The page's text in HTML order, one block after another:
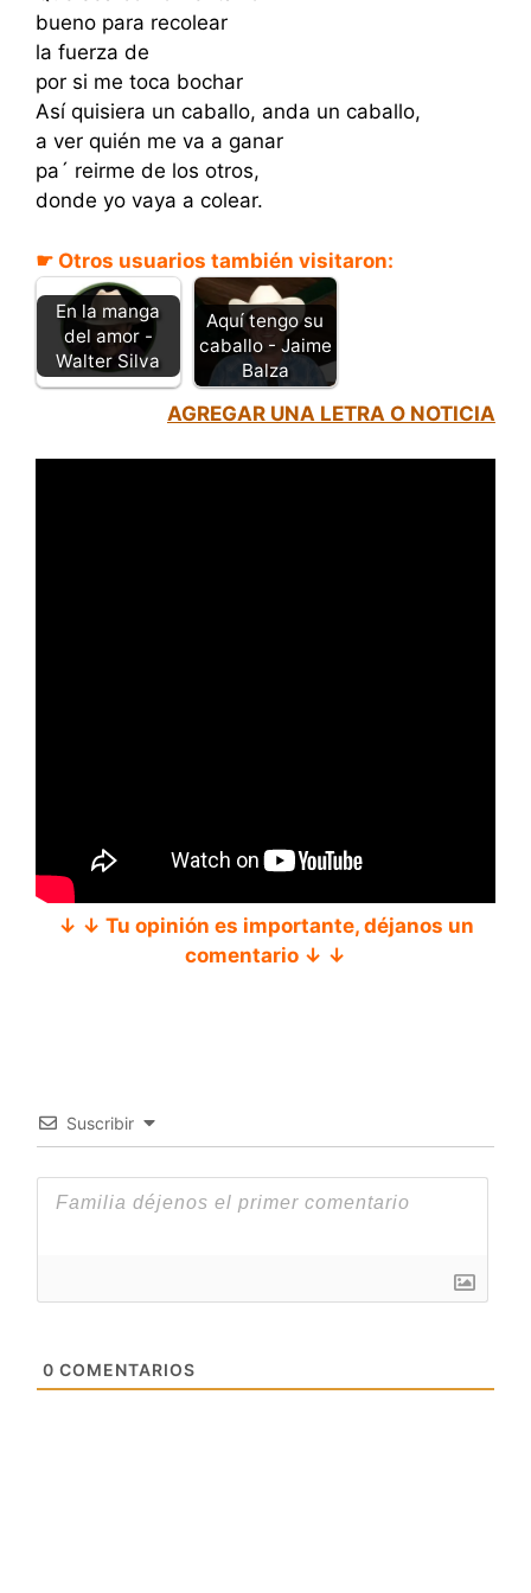
bueno para recolear
la fuerza de
por si me toca bochar
Así quisiera un caballo, anda un caballo,
a ver quién me va a ganar
pa´ reirme de los otros,
donde yo vaya a colear.
☛ Otros usuarios también visitaron:
En la manga
del amor -
Walter Silva
Aquí tengo su
caballo - Jaime
Balza
AGREGAR UNA LETRA O NOTICIA
↓ ↓ Tu opinión es importante, déjanos un
comentario ↓ ↓
Suscribir
0 COMENTARIOS